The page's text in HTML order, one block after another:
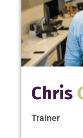
Chris
Trainer